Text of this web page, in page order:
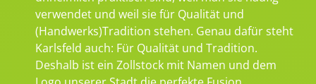
verwendet und weil sie für Qualität und
(Handwerks)Tradition stehen. Genau dafür steht
Karlsfeld auch: Für Qualität und Tradition.
Deshalb ist ein Zollstock mit Namen und dem